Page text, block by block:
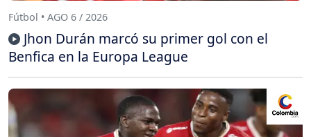
Fútbol • AGO 6 / 2026
Jhon Durán marcó su primer gol con el
Benfica en la Europa League